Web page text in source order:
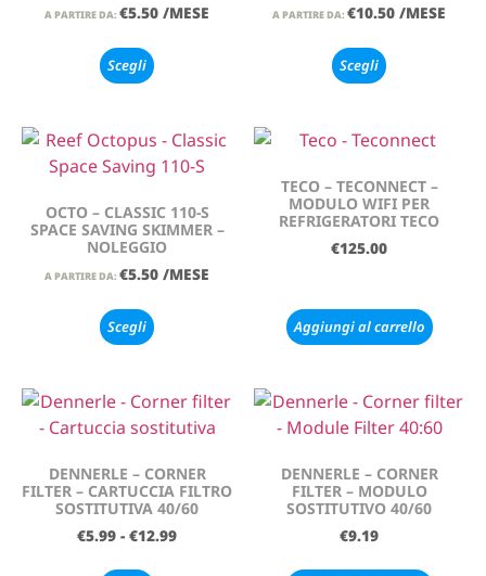
A PARTIRE DA: €5.50 /MESE
Scegli
A PARTIRE DA: €10.50 /MESE
Scegli
OCTO – CLASSIC 110-S
SPACE SAVING SKIMMER –
NOLEGGIO
A PARTIRE DA: €5.50 /MESE
Scegli
TECO – TECONNECT –
MODULO WIFI PER
REFRIGERATORI TECO
€125.00
Aggiungi al carrello
DENNERLE – CORNER
FILTER – CARTUCCIA FILTRO
SOSTITUTIVA 40/60
€5.99 - €12.99
DENNERLE – CORNER
FILTER – MODULO
SOSTITUTIVO 40/60
€9.19